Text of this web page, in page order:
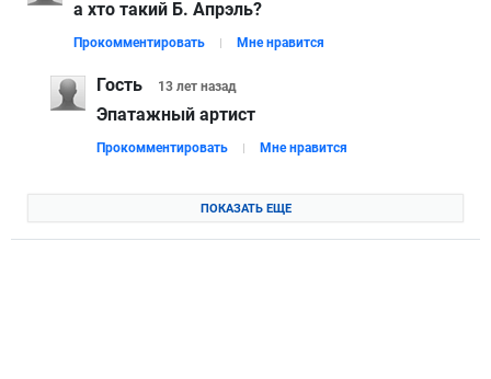
а хто такий Б. Апрэль?
Прокомментировать Мне нравится
Гость 13 лет назад
Эпатажный артист
Прокомментировать Мне нравится
ПОКАЗАТЬ ЕЩЕ